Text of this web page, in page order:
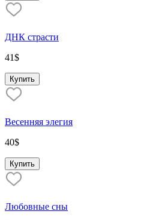
ДНК страсти
41$
Купить
Весенняя элегия
40$
Купить
Любовные сны